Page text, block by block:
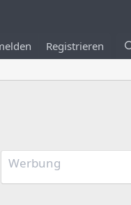
Registrieren
Werbung